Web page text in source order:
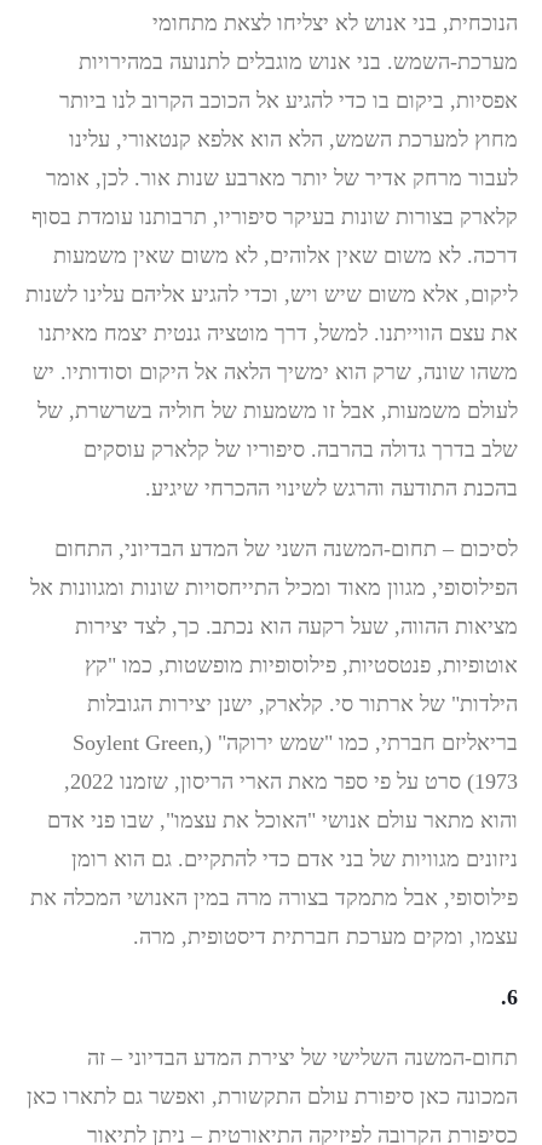
הנוכחית, בני אנוש לא יצליחו לצאת מתחומי
מערכת-השמש. בני אנוש מוגבלים לתנועה במהירויות
אפסיות, ביקום בו כדי להגיע אל הכוכב הקרוב לנו ביותר
מחוץ למערכת השמש, הלא הוא אלפא קנטאורי, עלינו
לעבור מרחק אדיר של יותר מארבע שנות אור. לכן, אומר
קלארק בצורות שונות בעיקר סיפוריו, תרבותנו עומדת בסוף
דרכה. לא משום שאין אלוהים, לא משום שאין משמעות
ליקום, אלא משום שיש ויש, וכדי להגיע אליהם עלינו לשנות
את עצם הווייתנו. למשל, דרך מוטציה גנטית יצמח מאיתנו
משהו שונה, שרק הוא ימשיך הלאה אל היקום וסודותיו. יש
לעולם משמעות, אבל זו משמעות של חוליה בשרשרת, של
שלב בדרך גדולה בהרבה. סיפוריו של קלארק עוסקים
בהכנת התודעה והרגש לשינוי ההכרחי שיגיע.
לסיכום – תחום-המשנה השני של המדע הבדיוני, התחום
הפילוסופי, מגוון מאוד ומכיל התייחסויות שונות ומגוונות אל
מציאות ההווה, שעל רקעה הוא נכתב. כך, לצד יצירות
אוטופיות, פנטסטיות, פילוסופיות מופשטות, כמו "קץ
הילדות" של ארתור סי. קלארק, ישנן יצירות הגובלות
בריאליזם חברתי, כמו "שמש ירוקה" (Soylent Green,
1973) סרט על פי ספר מאת הארי הריסון, שזמנו 2022,
והוא מתאר עולם אנושי "האוכל את עצמו", שבו פני אדם
ניזונים מגוויות של בני אדם כדי להתקיים. גם הוא רומן
פילוסופי, אבל מתמקד בצורה מרה במין האנושי המכלה את
עצמו, ומקים מערכת חברתית דיסטופית, מרה.
6.
תחום-המשנה השלישי של יצירת המדע הבדיוני – זה
המכונה כאן סיפורת עולם התקשורת, ואפשר גם לתארו כאן
כסיפורת הקרובה לפיזיקה התיאורטית – ניתן לתיאור